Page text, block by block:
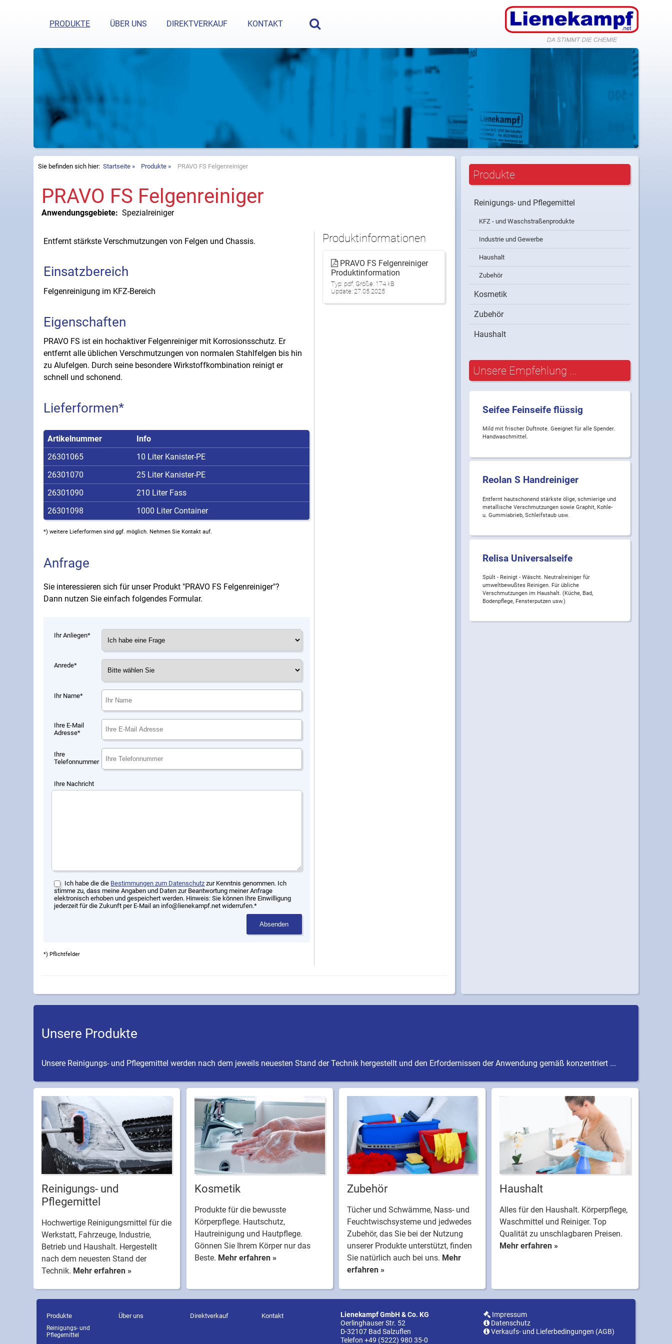
Haben Sie Fragen? Nehmen Sie Kontakt auf:
PRODUKTE ÜBER UNS DIREKTVERKAUF KONTAKT
Sie befinden sich hier: Startseite Produkte PRAVO FS Felgenreiniger
PRAVO FS Felgenreiniger
Anwendungsgebiete: Spezialreiniger
Entfernt stärkste Verschmutzungen von Felgen und Chassis.
Einsatzbereich
Felgenreinigung im KFZ-Bereich
Eigenschaften
PRAVO FS ist ein hochaktiver Felgenreiniger mit Korrosionsschutz. Er
entfernt alle üblichen Verschmutzungen von normalen Stahlfelgen bis hin
zu Alufelgen. Durch seine besondere Wirkstoffkombination reinigt er
schnell und schonend.
Lieferformen*
Artikelnummer
Info
26301065
10 Liter Kanister-PE
26301070
25 Liter Kanister-PE
26301090
210 Liter Fass
26301098
1000 Liter Container
*) weitere Lieferformen sind ggf. möglich. Nehmen Sie Kontakt auf.
Anfrage
Sie interessieren sich für unser Produkt "PRAVO FS Felgenreiniger"?
Dann nutzen Sie einfach folgendes Formular.
Ihr Anliegen*
Anrede*
Ihr Name*
Ihre E-Mail
Adresse*
Ihre
Telefonnummer
Ihre Nachricht
Ich habe die die Bestimmungen zum Datenschutz zur Kenntnis genommen. Ich
stimme zu, dass meine Angaben und Daten zur Beantwortung meiner Anfrage
elektronisch erhoben und gespeichert werden. Hinweis: Sie können Ihre Einwilligung
jederzeit für die Zukunft per E-Mail an info@lienekampf.net widerrufen.*
Absenden
*) Pflichtfelder
Produktinformationen
PRAVO FS Felgenreiniger
Produktinformation
Typ: pdf, Größe: 174 kB
Update: 27.05.2025
Produkte
Reinigungs- und Pflegemittel
KFZ - und Waschstraßenprodukte
Industrie und Gewerbe
Haushalt
Zubehör
Kosmetik
Zubehör
Haushalt
Unsere Empfehlung ...
Seifee Feinseife flüssig
Mild mit frischer Duftnote. Geeignet für alle Spender.
Handwaschmittel.
Reolan S Handreiniger
Entfernt hautschonend stärkste ölige, schmierige und
metallische Verschmutzungen sowie Graphit, Kohle-
u. Gummiabrieb, Schleifstaub usw.
Relisa Universalseife
Spült - Reinigt - Wäscht. Neutralreiniger für
umweltbewußtes Reinigen. Für übliche
Verschmutzungen im Haushalt. (Küche, Bad,
Bodenpflege, Fensterputzen usw.)
Unsere Produkte
Unsere Reinigungs- und Pflegemittel werden nach dem jeweils neuesten Stand der Technik hergestellt und den Erfordernissen der Anwendung gemäß konzentriert ...
Reinigungs- und
Pflegemittel
Hochwertige Reinigungsmittel für die
Werkstatt, Fahrzeuge, Industrie,
Betrieb und Haushalt. Hergestellt
nach dem neuesten Stand der
Technik. Mehr erfahren »
Kosmetik
Produkte für die bewusste
Körperpflege. Hautschutz,
Hautreinigung und Hautpflege.
Gönnen Sie Ihrem Körper nur das
Beste. Mehr erfahren »
Zubehör
Tücher und Schwämme, Nass- und
Feuchtwischsysteme und jedwedes
Zubehör, das Sie bei der Nutzung
unserer Produkte unterstützt, finden
Sie natürlich auch bei uns. Mehr
erfahren »
Haushalt
Alles für den Haushalt. Körperpflege,
Waschmittel und Reiniger. Top
Qualität zu unschlagbaren Preisen.
Mehr erfahren »
Produkte
Reinigungs- und
Pflegemittel
Über uns Direktverkauf Kontakt
Lienekampf GmbH & Co. KG
Oerlinghauser Str. 52
D-32107 Bad Salzuflen
Telefon +49 (5222) 980 35-0
Impressum
Datenschutz
Verkaufs- und Lieferbedingungen (AGB)